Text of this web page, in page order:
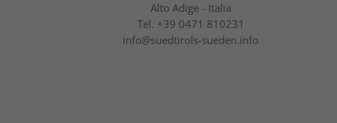
Alto Adige - Italia
Tel. +39 0471 810231
info@suedtirols-sueden.info